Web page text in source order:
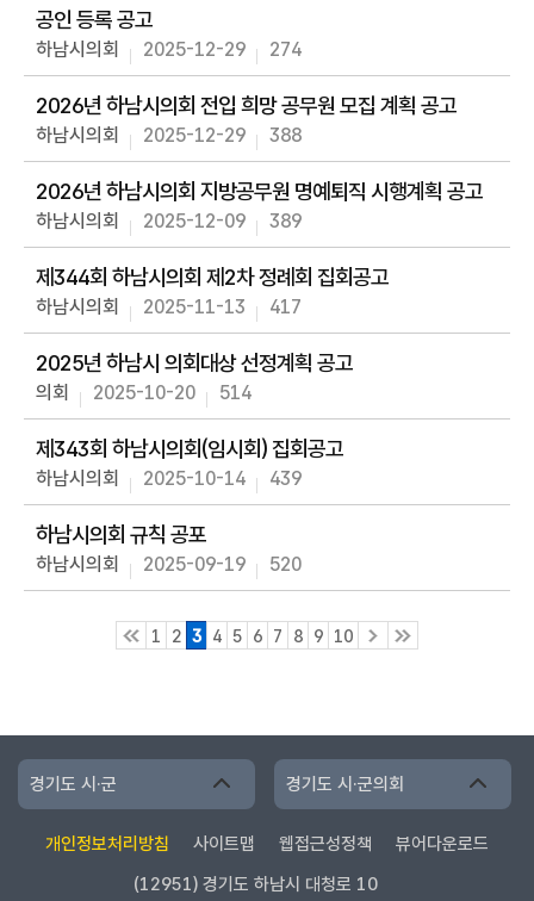
회
의
록
인
터
넷
방
송
열
린
광
장
공인 등록 공고
하남시의회 2025-12-29 274
2026년 하남시의회 전입 희망 공무원 모집 계획 공고
하남시의회 2025-12-29 388
2026년 하남시의회 지방공무원 명예퇴직 시행계획 공고
하남시의회 2025-12-09 389
제344회 하남시의회 제2차 정례회 집회공고
하남시의회 2025-11-13 417
2025년 하남시 의회대상 선정계획 공고
의회 2025-10-20 514
제343회 하남시의회(임시회) 집회공고
하남시의회 2025-10-14 439
하남시의회 규칙 공포
하남시의회 2025-09-19 520
1 2 3 4 5 6 7 8 9 10
경기도 시·군 경기도 시·군의회
개인정보처리방침 사이트맵 웹접근성정책
뷰어다운로드
(12951) 경기도 하남시 대청로 10